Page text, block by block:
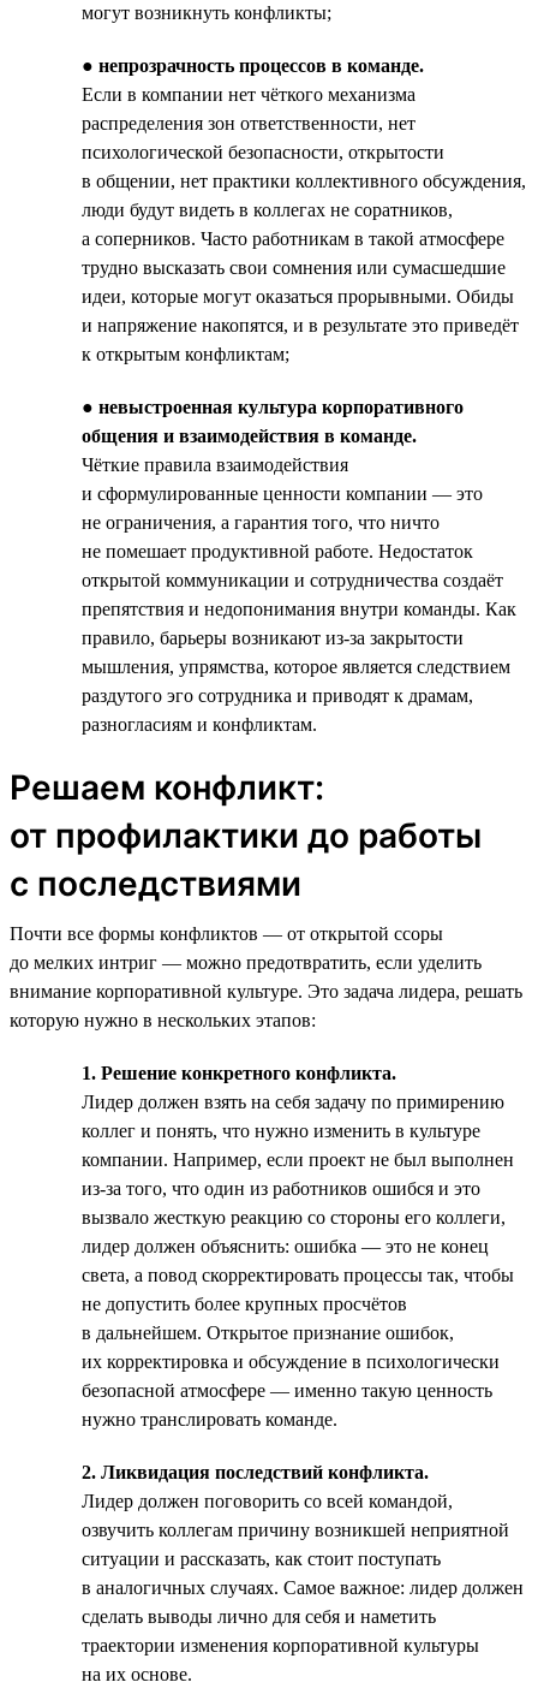
могут возникнуть конфликты;
● непрозрачность процессов в команде.
Если в компании нет чёткого механизма
распределения зон ответственности, нет
психологической безопасности, открытости
в общении, нет практики коллективного обсуждения,
люди будут видеть в коллегах не соратников,
а соперников. Часто работникам в такой атмосфере
трудно высказать свои сомнения или сумасшедшие
идеи, которые могут оказаться прорывными. Обиды
и напряжение накопятся, и в результате это приведёт
к открытым конфликтам;
● невыстроенная культура корпоративного
общения и взаимодействия в команде.
Чёткие правила взаимодействия
и сформулированные ценности компании — это
не ограничения, а гарантия того, что ничто
не помешает продуктивной работе. Недостаток
открытой коммуникации и сотрудничества создаёт
препятствия и недопонимания внутри команды. Как
правило, барьеры возникают из-за закрытости
мышления, упрямства, которое является следствием
раздутого эго сотрудника и приводят к драмам,
разногласиям и конфликтам.
Решаем конфликт:
от профилактики до работы
с последствиями
Почти все формы конфликтов — от открытой ссоры
до мелких интриг — можно предотвратить, если уделить
внимание корпоративной культуре. Это задача лидера, решать
которую нужно в нескольких этапов:
1. Решение конкретного конфликта.
Лидер должен взять на себя задачу по примирению
коллег и понять, что нужно изменить в культуре
компании. Например, если проект не был выполнен
из-за того, что один из работников ошибся и это
вызвало жесткую реакцию со стороны его коллеги,
лидер должен объяснить: ошибка — это не конец
света, а повод скорректировать процессы так, чтобы
не допустить более крупных просчётов
в дальнейшем. Открытое признание ошибок,
их корректировка и обсуждение в психологически
безопасной атмосфере — именно такую ценность
нужно транслировать команде.
2. Ликвидация последствий конфликта.
Лидер должен поговорить со всей командой,
озвучить коллегам причину возникшей неприятной
ситуации и рассказать, как стоит поступать
в аналогичных случаях. Самое важное: лидер должен
сделать выводы лично для себя и наметить
траектории изменения корпоративной культуры
на их основе.